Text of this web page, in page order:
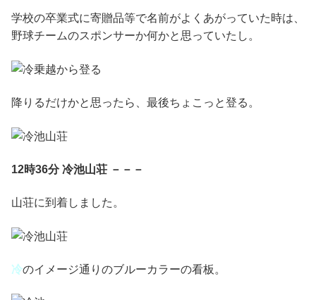
学校の卒業式に寄贈品等で名前がよくあがっていた時は、
野球チームのスポンサーか何かと思っていたし。
降りるだけかと思ったら、最後ちょこっと登る。
12時36分 冷池山荘 －－－
山荘に到着しました。
冷のイメージ通りのブルーカラーの看板。